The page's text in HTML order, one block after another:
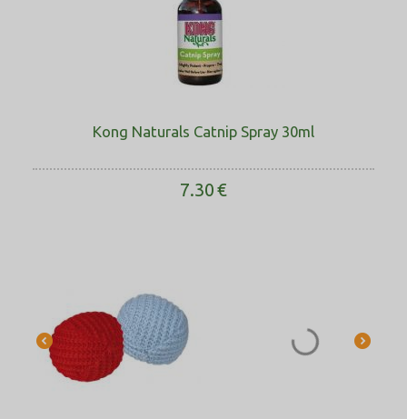
Kong Naturals Catnip Spray 30ml
7.30€